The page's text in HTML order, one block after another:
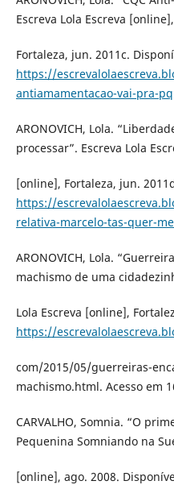
Escreva Lola Escreva [online],
Fortaleza, jun. 2011c.
https://
antiamamentacao-vai-pra-
ARONOVICH, Lola.
processar”. Escreva Lola
[online], Fortaleza, jun.
https://
relativa-marcelo-tas-quer-
ARONOVICH, Lola.
machismo de uma
Lola Escreva [online],
https://
com/2015/05/guerreiras-
machismo.html. Acesso em
CARVALHO, Somnia. “O
Pequenina Somniando na
[online], ago. 2008.